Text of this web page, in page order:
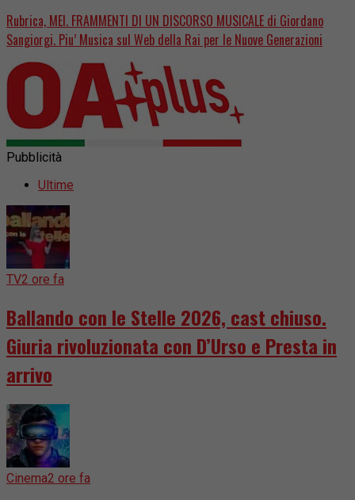
Rubrica, MEI. FRAMMENTI DI UN DISCORSO MUSICALE di Giordano
Sangiorgi. Piu’ Musica sul Web della Rai per le Nuove Generazioni
Pubblicità
Ultime
TV2 ore fa
Ballando con le Stelle 2026, cast chiuso.
Giuria rivoluzionata con D’Urso e Presta in
arrivo
Cinema2 ore fa